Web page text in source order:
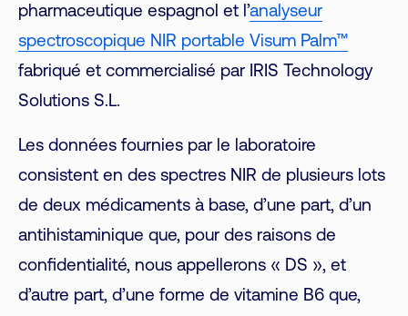
pharmaceutique espagnol et l’analyseur
spectroscopique NIR portable Visum Palm™
fabriqué et commercialisé par IRIS Technology
Solutions S.L.
Les données fournies par le laboratoire
consistent en des spectres NIR de plusieurs lots
de deux médicaments à base, d’une part, d’un
antihistaminique que, pour des raisons de
confidentialité, nous appellerons « DS », et
d’autre part, d’une forme de vitamine B6 que,